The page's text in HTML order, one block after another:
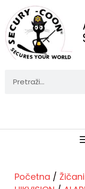
Početna /